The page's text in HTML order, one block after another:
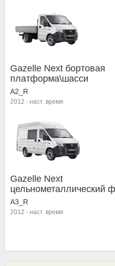
Gazelle Next бортовая
платформа\шасси
A2_R
2012 - наст. время
Gazelle Next
цельнометаллический
A3_R
2012 - наст. время